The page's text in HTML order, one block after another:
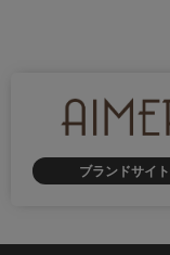
ブランドサイト